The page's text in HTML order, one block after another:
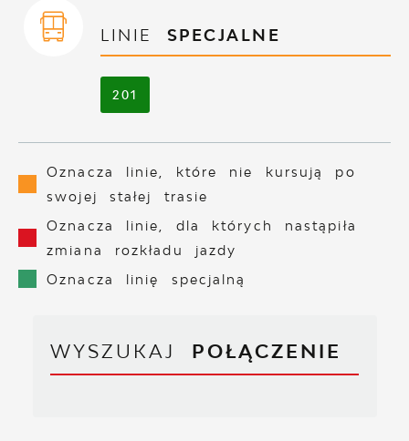
LINIE SPECJALNE
201
Oznacza linie, które nie kursują po
swojej stałej trasie
Oznacza linie, dla których nastąpiła
zmiana rozkładu jazdy
Oznacza linię specjalną
WYSZUKAJ POŁĄCZENIE